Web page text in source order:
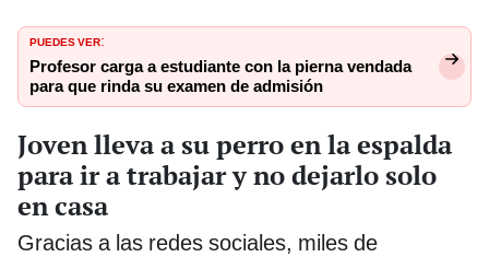
PUEDES VER:
Profesor carga a estudiante con la pierna vendada
para que rinda su examen de admisión
Joven lleva a su perro en la espalda
para ir a trabajar y no dejarlo solo
en casa
Gracias a las redes sociales, miles de